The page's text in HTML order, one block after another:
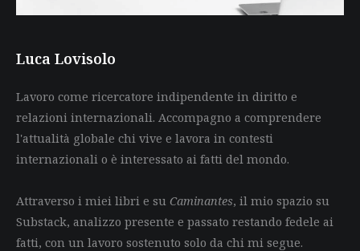
Luca Lovisolo
Lavoro come ricercatore indipendente in diritto e
relazioni internazionali. Accompagno a comprendere
l'attualità globale chi vive e lavora in contesti
internazionali o è interessato ai fatti del mondo.
Attraverso i miei libri e su Caminantes, il mio spazio su
Substack, analizzo presente e passato restando fedele ai
fatti, con un lavoro sostenuto solo da chi mi segue.